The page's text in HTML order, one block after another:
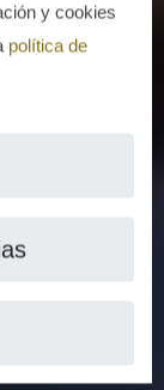
y cookies
política de